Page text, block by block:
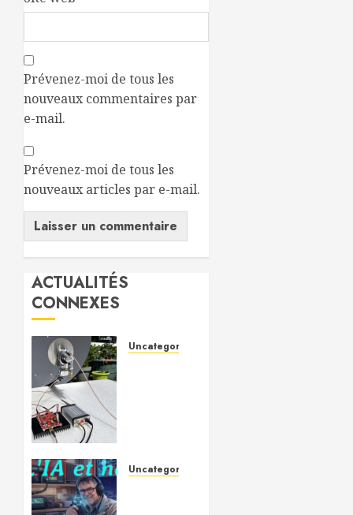
Prévenez-moi de tous les
nouveaux commentaires par
e-mail.
Prévenez-moi de tous les
nouveaux articles par e-mail.
ACTUALITÉS
CONNEXES
Uncategorized
radioamateur
Uncategorized